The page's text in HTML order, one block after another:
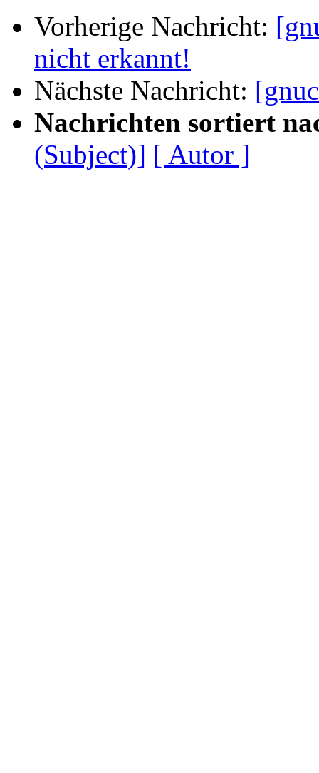
Vorherige Nachricht:
nicht erkannt!
Nächste Nachricht:
Nachrichten sortiert
(Subject)] [ Autor ]